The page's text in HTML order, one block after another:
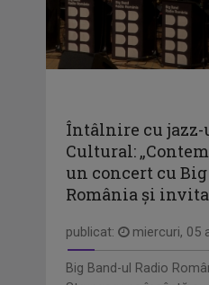
Întâlnire cu jazz-
Cultural:
un concert cu
România şi
publicat: miercuri, 05
Big Band-ul Radio